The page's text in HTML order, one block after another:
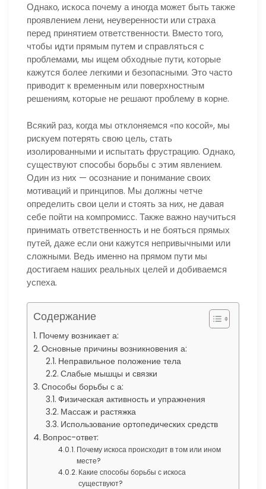
Однако, искоса почему а иногда может быть также
проявлением лени, неуверенности или страха
перед принятием ответственности. Вместо того,
чтобы идти прямым путем и справляться с
проблемами, мы ищем обходные пути, которые
кажутся более легкими и безопасными. Это часто
приводит к временным или поверхностным
решениям, которые не решают проблему в корне.
Всякий раз, когда мы отклоняемся «по косой», мы
рискуем потерять свою цель, стать
изолированными и испытать фрустрацию. Однако,
существуют способы борьбы с этим явлением.
Один из них — осознание и понимание своих
мотиваций и принципов. Мы должны четче
определить свои цели и стоять за них, не давая
себе пойти на компромисс. Также важно научиться
принимать ответственность и не бояться прямых
путей, даже если они кажутся непривычными или
сложными. Ведь именно на прямом пути мы
достигаем наших реальных целей и добиваемся
успеха.
Содержание
Почему возникает а:
Основные причины возникновения а:
Неправильное положение тела
Слабые мышцы и связки
Способы борьбы с а:
Физическая активность и упражнения
Массаж и растяжка
Использование ортопедических средств
Вопрос-ответ:
Почему искоса происходит в том или ином
месте?
Какие способы борьбы с искоса
существуют?